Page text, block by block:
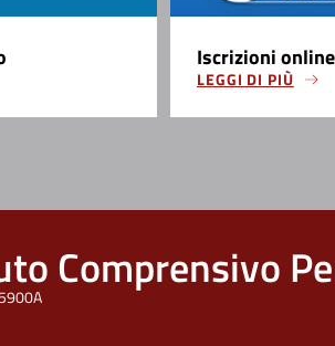
Iscrizioni online
LEGGI DI PIÙ
Comprensivo